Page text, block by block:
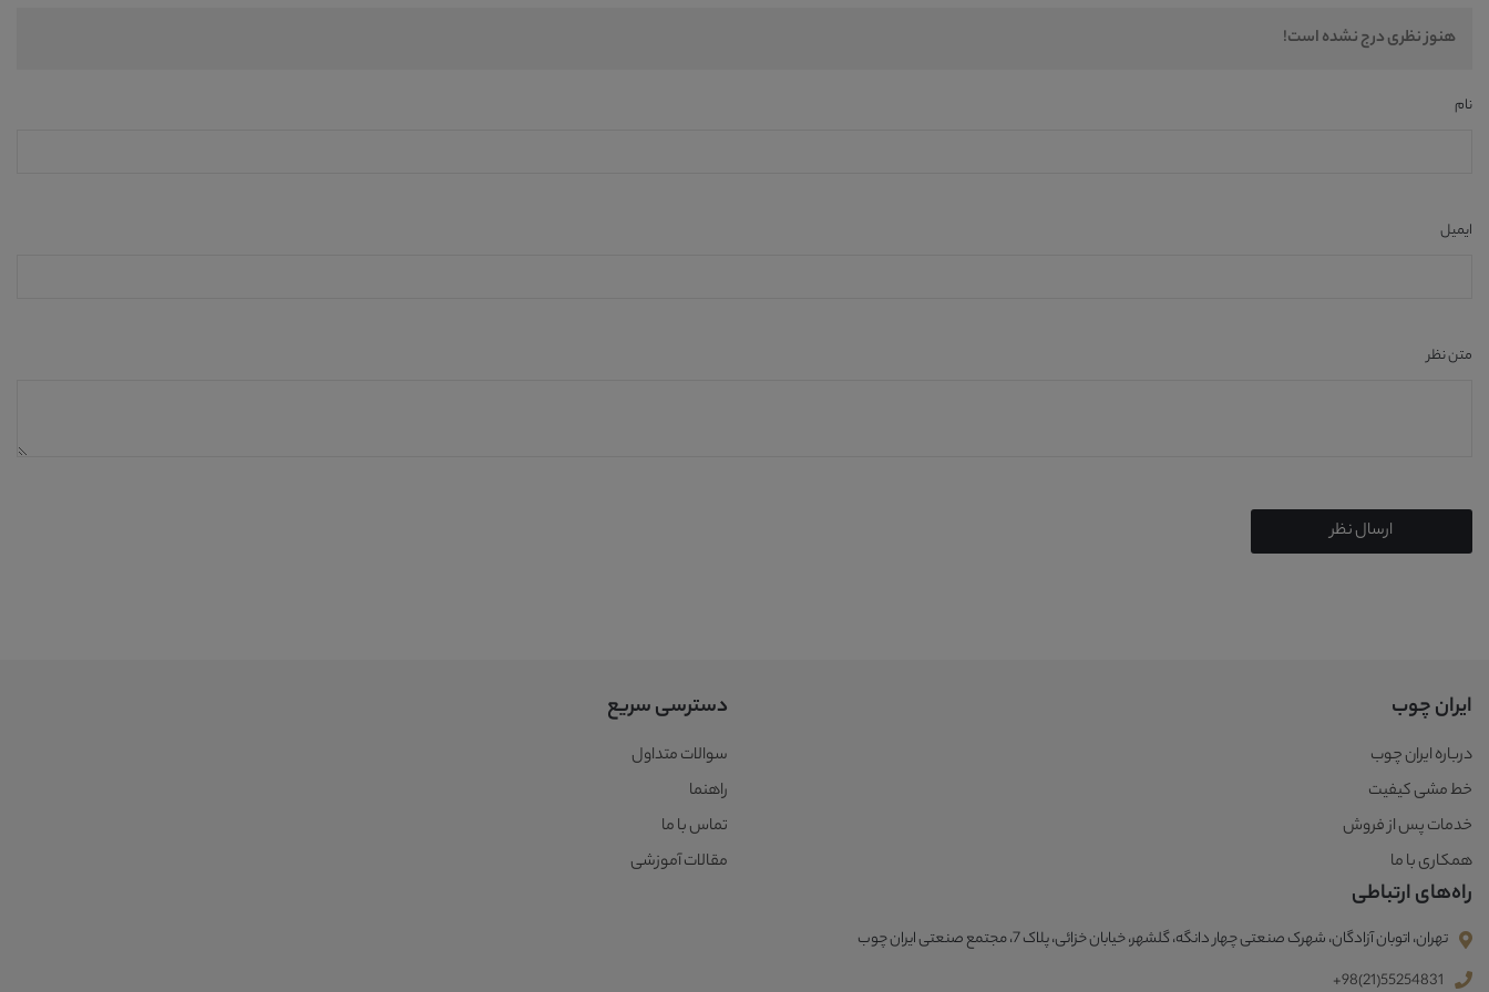
هنوز نظری درج نشده است!
نام
ایمیل
متن نظر
ارسال نظر
ایران چوب
درباره ایران چوب
خط مشی کیفیت
خدمات پس از فروش
همکاری با ما
دسترسی سریع
سوالات متداول
راهنما
تماس با ما
مقالات آموزشی
راه‌های ارتباطی
تهران، اتوبان آزادگان، شهرک صنعتی چهار دانگه، گلشهر، خیابان خزائی، پلاک 7، مجتمع صنعتی ایران چوب
+98(21)55254831